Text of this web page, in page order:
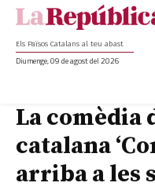
Els Països Catalans al teu abast
Diumenge, 09 de agost del 2026
La comèdia
catalana
arriba a les